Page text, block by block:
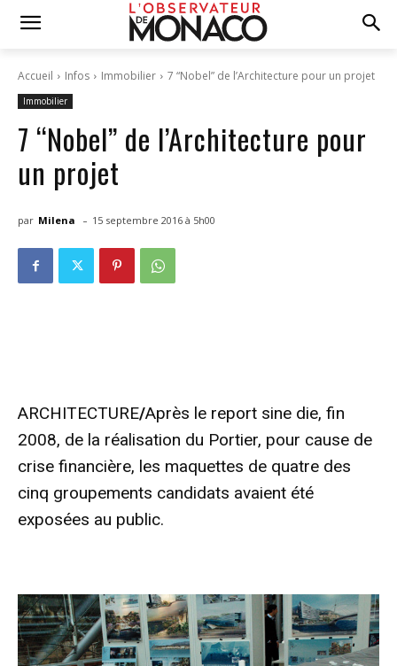
Accueil Infos Immobilier 7 “Nobel” de l’Architecture pour un projet
Immobilier
7 “Nobel” de l’Architecture pour
un projet
par Milena - 15 septembre 2016 à 5h00
ARCHITECTURE/Après le report sine die, fin
2008, de la réalisation du Portier, pour cause de
crise financière, les maquettes de quatre des
cinq groupements candidats avaient été
exposées au public.